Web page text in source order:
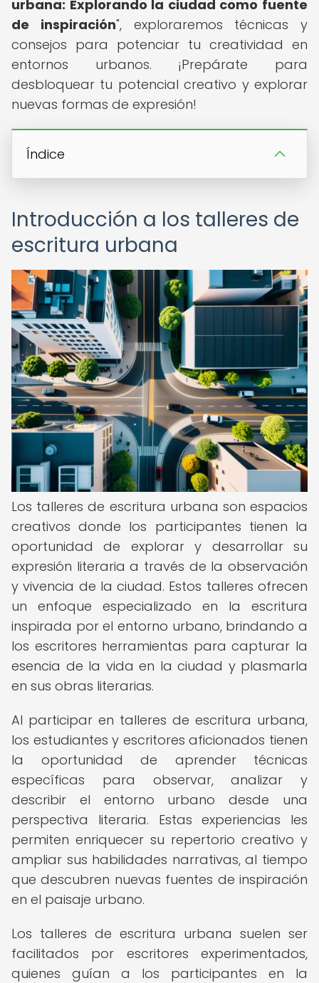
urbana: Explorando la ciudad como fuente
de inspiración", exploraremos técnicas y
consejos para potenciar tu creatividad en
entornos urbanos. ¡Prepárate para
desbloquear tu potencial creativo y explorar
nuevas formas de expresión!
Índice
Introducción a los talleres de
escritura urbana
Los talleres de escritura urbana son espacios
creativos donde los participantes tienen la
oportunidad de explorar y desarrollar su
expresión literaria a través de la observación
y vivencia de la ciudad. Estos talleres ofrecen
un enfoque especializado en la escritura
inspirada por el entorno urbano, brindando a
los escritores herramientas para capturar la
esencia de la vida en la ciudad y plasmarla
en sus obras literarias.
Al participar en talleres de escritura urbana,
los estudiantes y escritores aficionados tienen
la oportunidad de aprender técnicas
específicas para observar, analizar y
describir el entorno urbano desde una
perspectiva literaria. Estas experiencias les
permiten enriquecer su repertorio creativo y
ampliar sus habilidades narrativas, al tiempo
que descubren nuevas fuentes de inspiración
en el paisaje urbano.
Los talleres de escritura urbana suelen ser
facilitados por escritores experimentados,
quienes guían a los participantes en la